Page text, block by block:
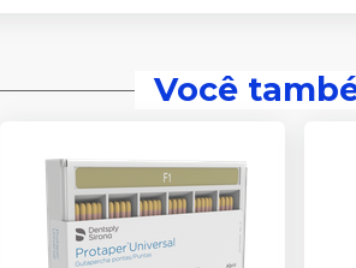
Você